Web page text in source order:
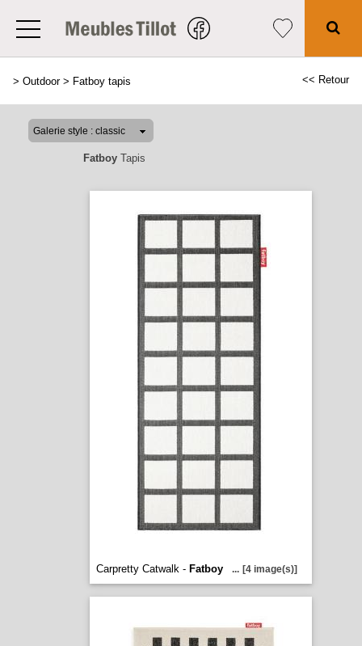
> Outdoor> Fatboy tapis << Retour
FatboyTapis
Carpretty Catwalk - Fatboy ... [4 image(s)]